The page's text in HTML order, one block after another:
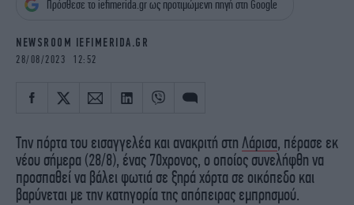
iBOOKS
ΖΩΔΙΑ
MEDIA
NEWSLETTER
Πρόσθεσε το iefimerida.gr ως προτιμώμενη πηγή στη Google
NEWSROOM IEFIMERIDA.GR
28/08/2023 12:52
Την πόρτα του εισαγγελέα και ανακριτή στη Λάρισα, πέρασε εκ
νέου σήμερα (28/8), ένας 70χρονος, ο οποίος συνελήφθη να
προσπαθεί να βάλει φωτιά σε ξηρά χόρτα σε οικόπεδο και
βαρύνεται με την κατηγορία της απόπειρας εμπρησμού.